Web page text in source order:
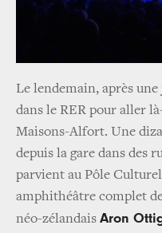
Le lendemain, après
dans le RER pour aller
Maisons-Alfort. Une
depuis la gare dans des
parvient au Pôle
amphithéâtre complet
néo-zélandais Aron